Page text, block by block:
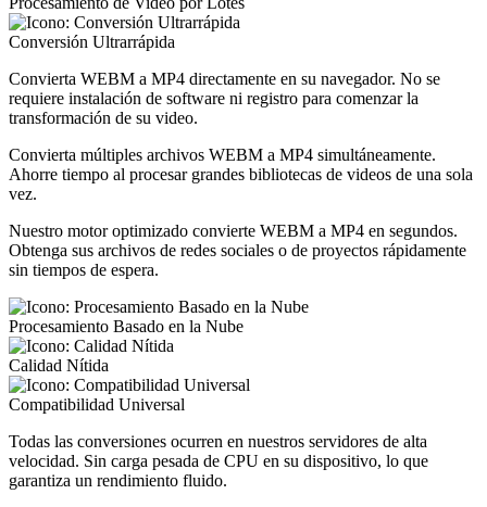
Conversión Ultrarrápida
Convierta WEBM a MP4 directamente en su navegador. No se
requiere instalación de software ni registro para comenzar la
transformación de su video.
Convierta múltiples archivos WEBM a MP4 simultáneamente.
Ahorre tiempo al procesar grandes bibliotecas de videos de una sola
vez.
Nuestro motor optimizado convierte WEBM a MP4 en segundos.
Obtenga sus archivos de redes sociales o de proyectos rápidamente
sin tiempos de espera.
Procesamiento Basado en la Nube
Calidad Nítida
Compatibilidad Universal
Todas las conversiones ocurren en nuestros servidores de alta
velocidad. Sin carga pesada de CPU en su dispositivo, lo que
garantiza un rendimiento fluido.